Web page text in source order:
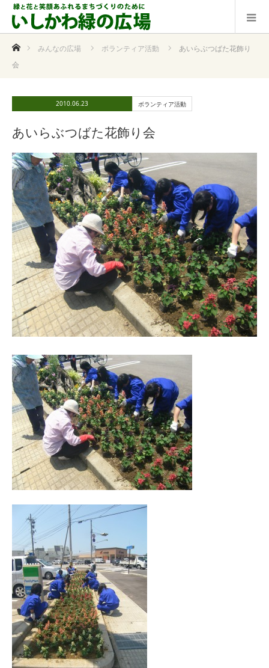
ホームみんなの広場 ボランティア活動
あいらぶつばた花飾り
会
2010.06.23 ボランティア活動
あいらぶつばた花飾り会